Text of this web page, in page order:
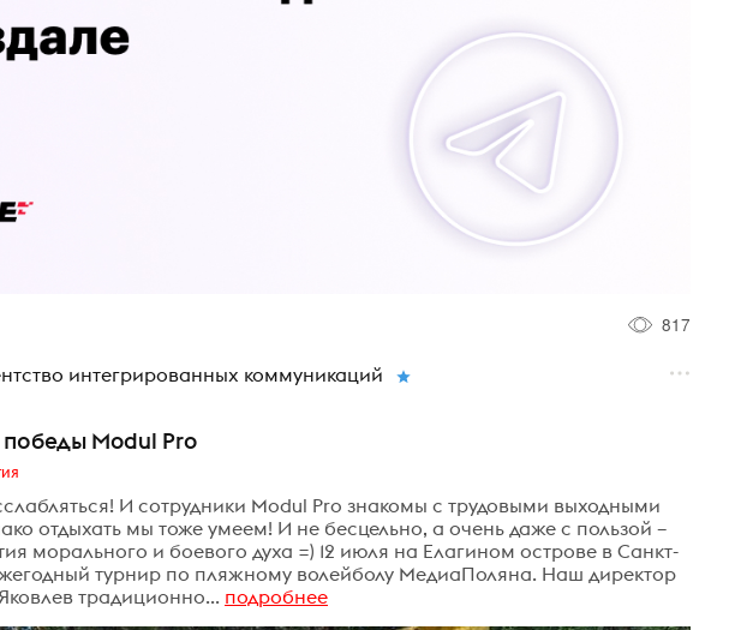
817
интегрированных коммуникаций
Modul Pro
И сотрудники Modul Pro знакомы с трудовыми выходными
отдыхать мы тоже умеем! И не бесцельно, а очень даже с пользой –
морального и боевого духа =) 12 июля на Елагином острове в Санкт-
турнир по пляжному волейболу МедиаПоляна. Наш директор
традиционно... подробнее